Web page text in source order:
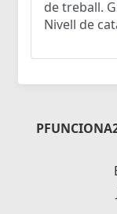
de treball.
Nivell de